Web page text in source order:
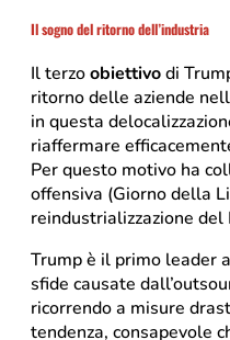
Il sogno del ritorno dell’industria
Il terzoobiettivodi
ritorno delle aziende
in questa
riaffermare
Per questo motivo ha
offensiva (Giorno della
reindustrializzazione del
Trump è il primo leader
sfide causate
ricorrendo a misure
tendenza, consapevole